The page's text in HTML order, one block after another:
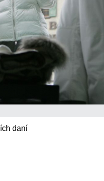
daní